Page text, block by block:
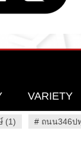
VARIETY
(1) # ถนน346ป